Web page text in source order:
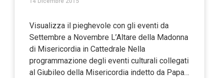
Visualizza il pieghevole con gli eventi da
Settembre a Novembre L’Altare della Madonna
di Misericordia in Cattedrale Nella
programmazione degli eventi culturali collegati
al Giubileo della Misericordia indetto da Papa…